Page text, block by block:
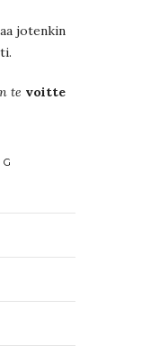
jotenkin
te voitte